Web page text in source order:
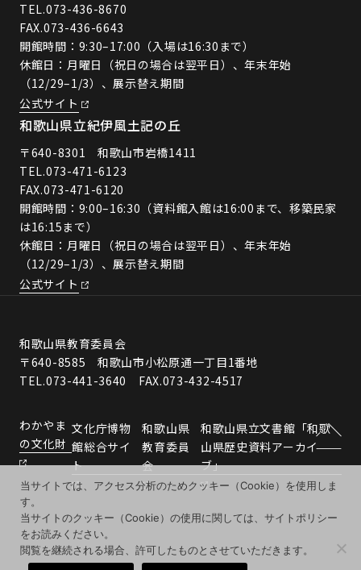
TEL.073-436-8670
FAX.073-436-6643
開館時間：9:30–17:00（入場は16:30まで）
休館日：月曜日（祝日の場合は翌平日）、年末年始
（12/29–1/3）、展示替え期間
公式サイト
和歌山県立紀伊風土記の丘
〒640-8301 和歌山市岩橋1411
TEL.073-471-6123
FAX.073-471-6120
開館時間：9:00–16:30（資料館入館は16:00まで、移築民家
は16:15まで）
休館日：月曜日（祝日の場合は翌平日）、年末年始
（12/29–1/3）、展示替え期間
公式サイト
和歌山県教育委員会
〒640-8585 和歌山市小松原通一丁目1番地
TEL.073-441-3640 FAX.073-432-4517
わかやま
の文化財
文化庁博物
館総合サイ
ト
和歌山県
教育委員
会
和歌山県立文書館「和歌
山県歴史資料アーカイ
ブ」
当サイトでは、アクセス分析のためクッキー（Cookie）を使用しま
す。
当サイトのクッキー（Cookie）の使用に関しては、サイトポリシー
をお読みください。
閲覧を継続される場合、許可したものとさせていただきます。